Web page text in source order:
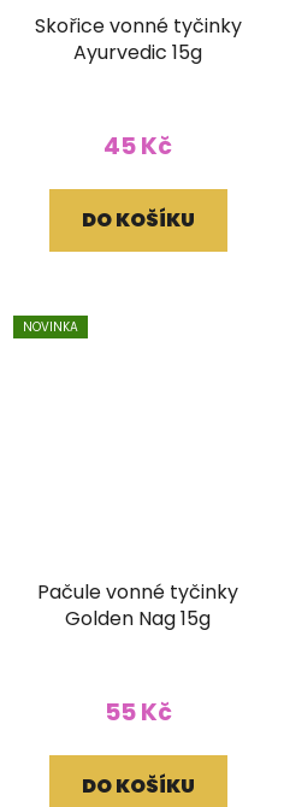
Skořice vonné tyčinky
Ayurvedic 15g
45 Kč
DO KOŠÍKU
NOVINKA
Pačule vonné tyčinky
Golden Nag 15g
55 Kč
DO KOŠÍKU